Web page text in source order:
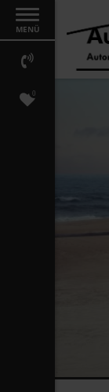
Zum
Hauptinhalt
springen
MENÜ
0